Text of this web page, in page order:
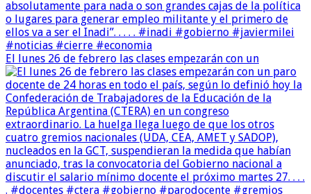
El lunes 26 de febrero las clases empezarán con un